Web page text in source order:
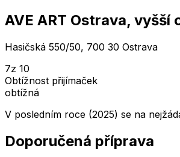
AVE ART Ostrava, vyšší
Hasičská 550/50, 700 30 Ostrava
7z 10
Obtížnost přijímaček
obtížná
V posledním roce (2025) se na
Doporučená příprava